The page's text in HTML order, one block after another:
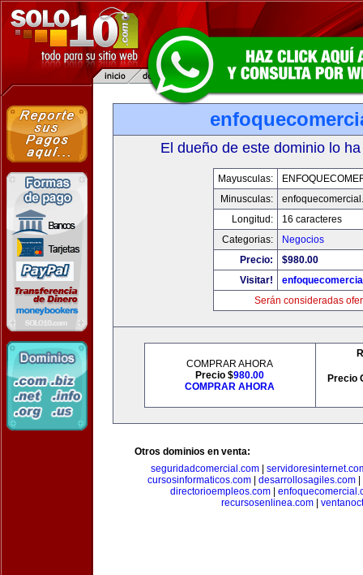
El dueño de este dominio lo
Mayusculas:
Minusculas:
Longitud:
16 caracteres
Categorias:
Negocios
Precio:
$980.00
Visitar!
Serán consideradas
COMPRAR AHORA
Precio $980.00
COMPRAR AHORA
Precio
Otros dominios en venta:
seguridadcomercial.com|
cursosinformaticos.com
desarrollosagiles.com
directorioempleos.com
recursosenlinea.com|